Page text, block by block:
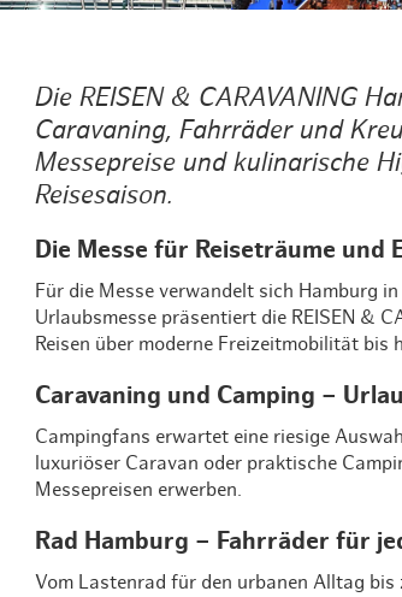
Die REISEN & CARAVANING
Caravaning, Fahrräder und
Messepreise und kulinarische
Reisesaison.
Die Messe für Reiseträume und
Für die Messe verwandelt sich Hamburg
Urlaubsmesse präsentiert die REISEN &
Reisen über moderne Freizeitmobilität bis
Caravaning und Camping –
Campingfans erwartet eine riesige
luxuriöser Caravan oder praktische
Messepreisen erwerben.
Rad Hamburg – Fahrräder für
Vom Lastenrad für den urbanen Alltag